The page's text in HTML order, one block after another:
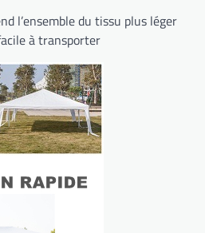
l’ensemble du tissu plus léger
à transporter